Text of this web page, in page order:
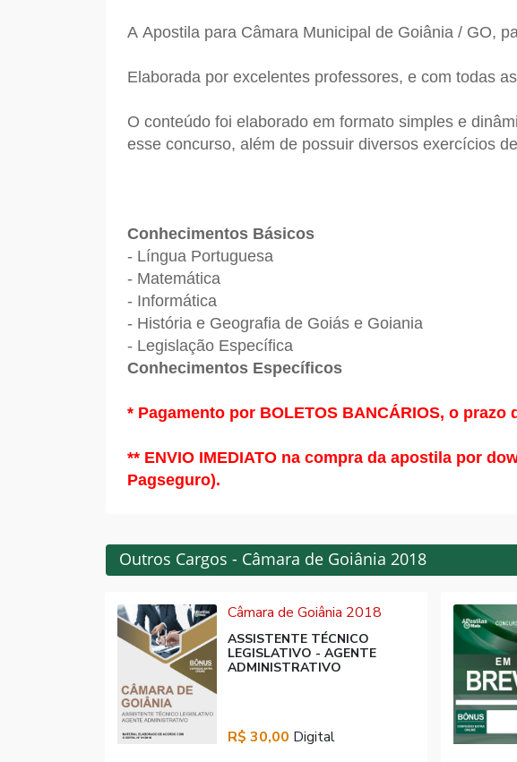
A Apostila para Câmara Municipal de Goiânia / GO,
Elaborada por excelentes professores, e com todas
O conteúdo foi elaborado em formato simples e
esse concurso, além de possuir diversos exercícios
Conhecimentos Básicos
- Língua Portuguesa
- Matemática
- Informática
- História e Geografia de Goiás e Goiania
- Legislação Específica
Conhecimentos Específicos
* Pagamento por BOLETOS BANCÁRIOS, o
** ENVIO IMEDIATO na compra da apostila por
Pagseguro).
Outros Cargos - Câmara de Goiânia 2018
Câmara de Goiânia 2018
ASSISTENTE TÉCNICO
LEGISLATIVO - AGENTE
ADMINISTRATIVO
R$ 30,00 Digital